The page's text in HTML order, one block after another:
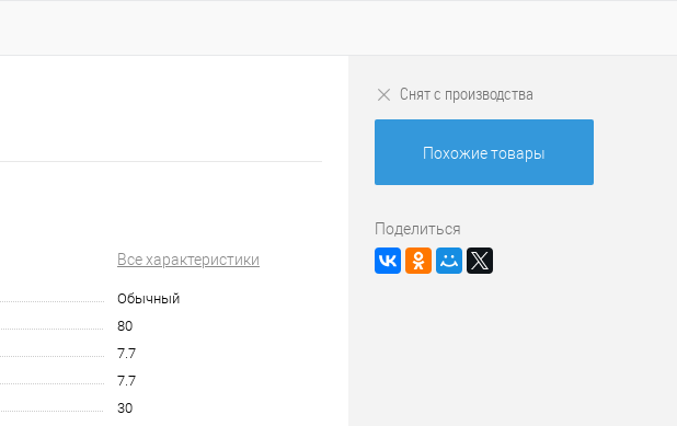
Все характеристики
Обычный
80
7.7
7.7
30
Снят с производства
Похожие товары
Поделиться